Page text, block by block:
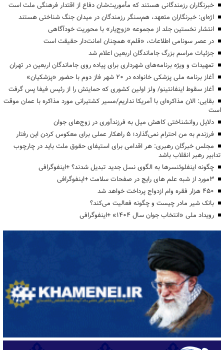
خبرنگاران رزمندگانی هستند که مأموریت‌شان دفاع از اقتدار فرهنگی ملت است
اژه‌ای: خبرنگاران متعهد، هم‌سنگر رزمندگان در میدان جنگ شناختی هستند
انتشار نخستین جلد از مجموعه «زوج‌یار» با محوریت خودآگاهی
در عصر سونامی اطلاعات، «قلم» همچنان امانت‌دار حقیقت است
جزئیات مراسم بزرگ جاماندگان اربعین اعلام شد
تمهیدات و ویژه برنامه‌های شهرداری برای پیاده روی جاماندگان اربعین در تهران
آغاز برنامه ملی پزشکی خانواده در ۲۰ شهر فاز دوم با حضور «پزشکیان»
آغاز سقوط اینفانتینو/ ولز اولین کشوری که حمایتش را از رئیس فیفا پس گرفت
بقایی: الان مذاکره‌ای با آمریکا نداریم/مسیر کشتیرانی مورد مذاکره با عمان موقت
است
دلایل روانشناختی کاهش میل به فرزندآوری در زوج‌های جوان
فرزندم به من احترام نمی‌گذارد؛ ۵ راهکار عملی برای معکوس کردن این رفتار
مجلس خبرگان رهبری: هر اقدامی برای استیفای حقوق ملت باید در چارچوب
تدابیر رهبر انقلاب باشد
چگونه اینفلوئنسرها به الگوی نسل جدید تبدیل شدند؟ +اینفوگرافی
3مورد از شبه علم های رایج در صفحات سلامت +اینفوگرافی
۴۵۰ هزار فقره وام ازدواج پرداخت خواهد شد
بانک شیر مادر چیست و چگونه فعالیت می‌کند؟
رویداد ملی «انتخاب جوان سال ۱۴۰۴» +اینفوگرافی